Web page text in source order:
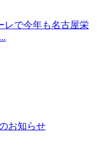
レで今年も名古屋栄
お知らせ